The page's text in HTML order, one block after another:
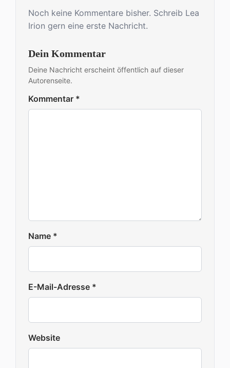
Noch keine Kommentare bisher. Schreib Lea
Irion gern eine erste Nachricht.
Dein Kommentar
Deine Nachricht erscheint öffentlich auf dieser
Autorenseite.
Kommentar *
Name *
E-Mail-Adresse *
Website